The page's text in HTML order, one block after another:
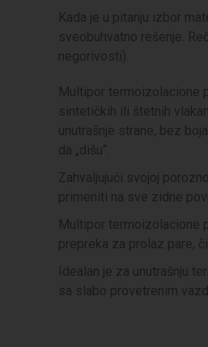
Kada je u pitanju izbor
sveobuhvatno rešenje.
negorivosti).
Multipor termoizolacione
sintetičkih ili štetnih
unutrašnje strane, bez
da „dišu“.
Zahvaljujući svojoj
primeniti na sve zidne
Multipor termoizolacione
prepreka za prolaz pare,
Idealan je za unutrašnju
sa slabo provetrenim